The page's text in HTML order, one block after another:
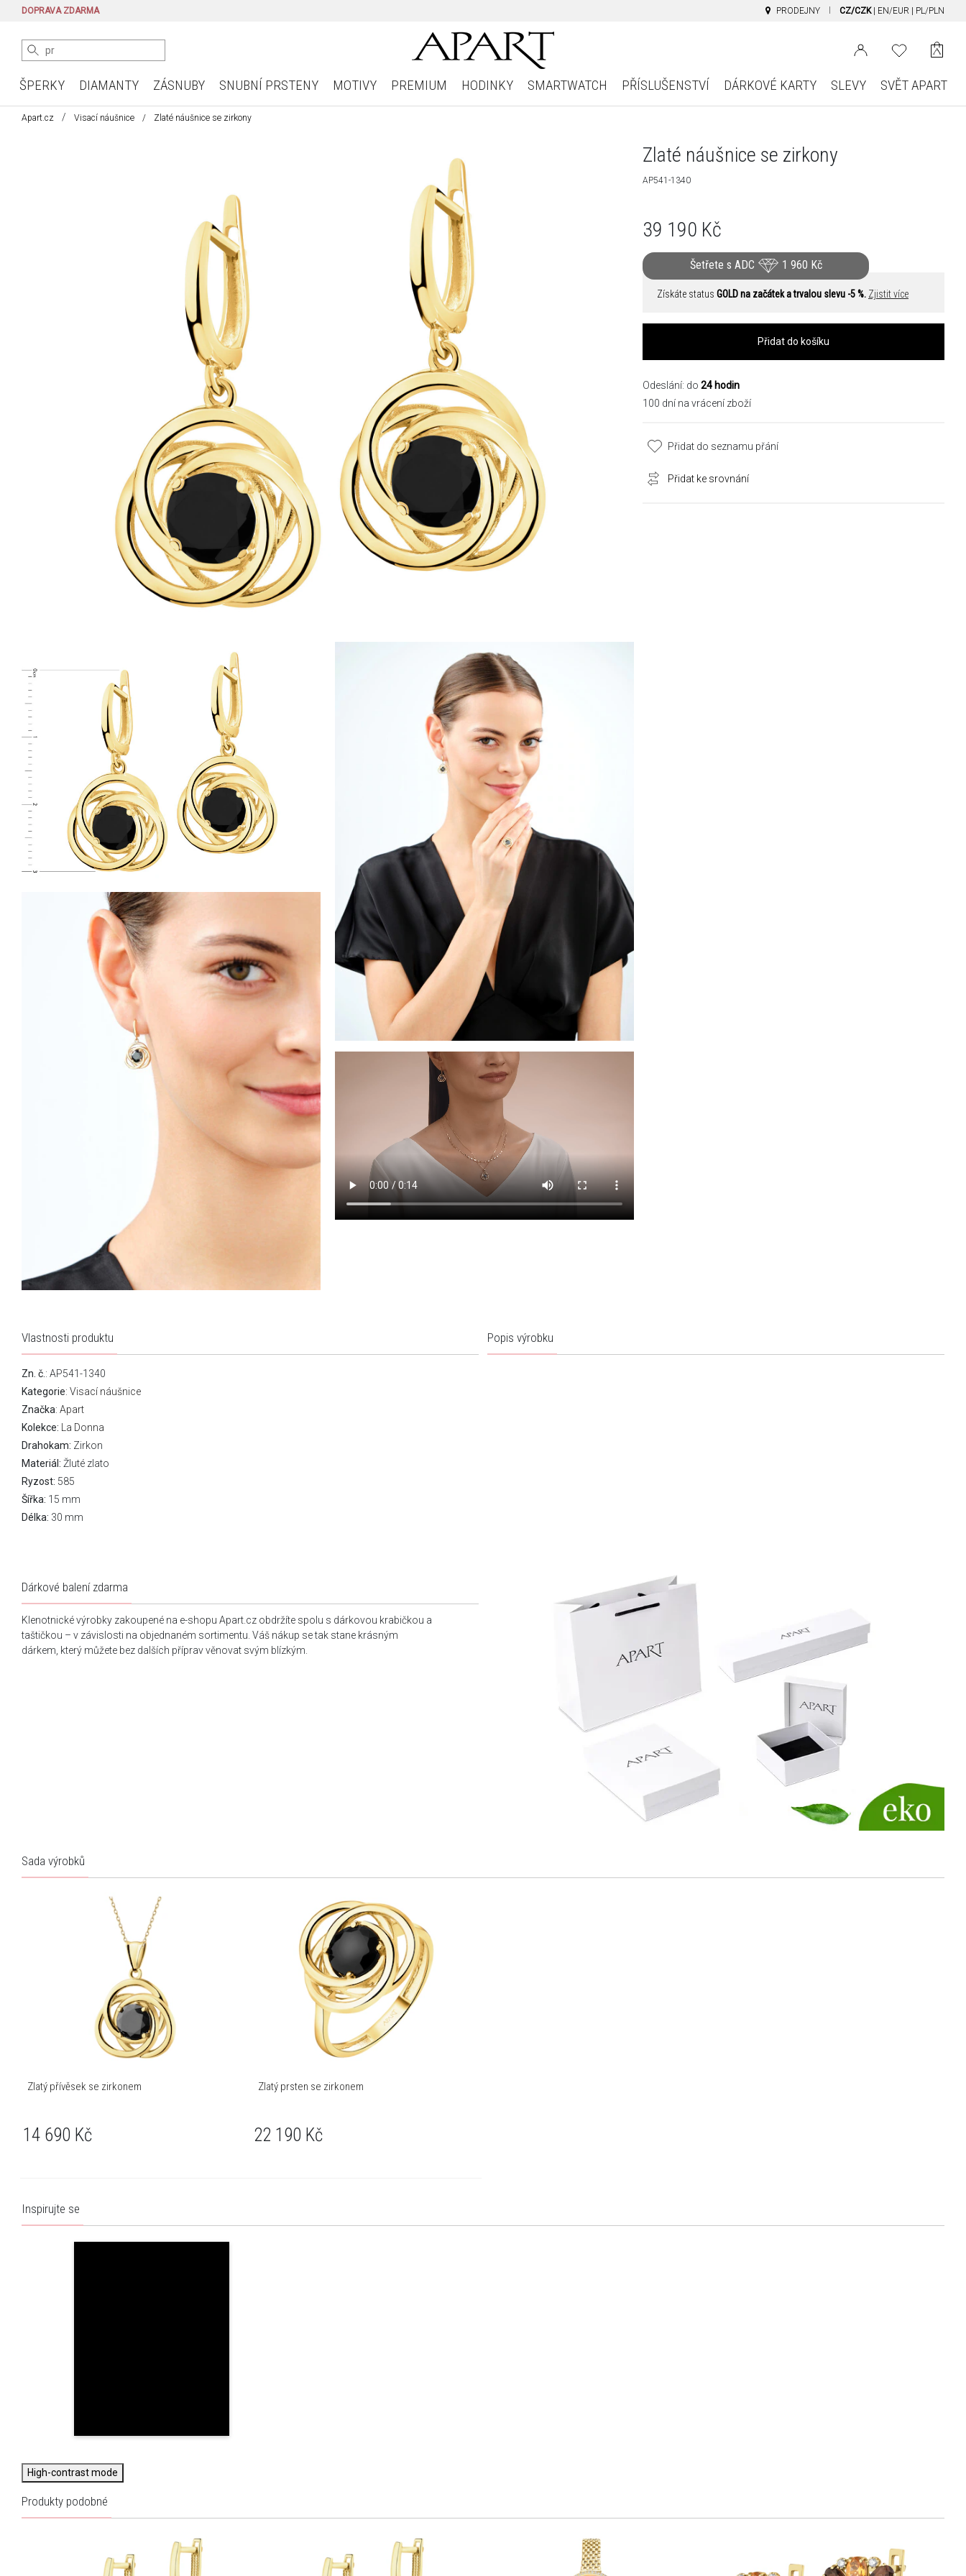
DOPRAVA ZDARMA PRODEJNY CZ/CZK EN/EUR PL/PLN
ŠPERKY DIAMANTY ZÁSNUBY SNUBNÍ PRSTENY MOTIVY PREMIUM HODINKY SMARTWATCH PŘÍSLUŠENSTVÍ DÁRKOVÉ KARTY SLEVY SVĚT APART
Apart.cz Visací náušnice Zlaté náušnice se zirkony
Zlaté náušnice se zirkony
AP541-1340
39 190 Kč
Šetřete s ADC 1 960 Kč
Získáte status GOLD na začátek a trvalou slevu -5 %. Zjistit více
Přidat do košíku
Odeslání: do 24 hodin
100 dní na vrácení zboží
Přidat do seznamu přání
Přidat ke srovnání
Vlastnosti produktu
Zn. č.: AP541-1340
Kategorie: Visací náušnice
Značka: Apart
Kolekce: La Donna
Drahokam: Zirkon
Materiál: Žluté zlato
Ryzost: 585
Šířka: 15 mm
Délka: 30 mm
Popis výrobku
Dárkové balení zdarma
Klenotnické výrobky zakoupené na e-shopu Apart.cz obdržíte spolu s dárkovou krabičkou a
taštičkou – v závislosti na objednaném sortimentu. Váš nákup se tak stane krásným
dárkem, který můžete bez dalších příprav věnovat svým blízkým.
Sada výrobků
Zlatý přívěsek se zirkonem
14 690 Kč
Zlatý prsten se zirkonem
22 190 Kč
Inspirujte se
High-contrast mode
Produkty podobné